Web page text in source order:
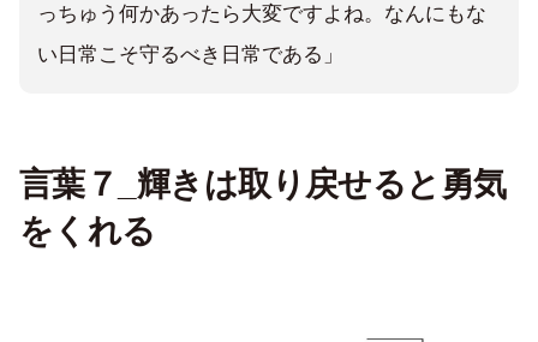
っちゅう何かあったら大変ですよね。なんにもな
い日常こそ守るべき日常である」
言葉７_輝きは取り戻せると勇気
をくれる